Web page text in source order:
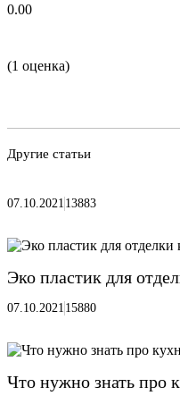
0.00
(1 оценка)
Другие статьи
07.10.2021 13883
Эко пластик для
07.10.2021 15880
Что нужно знать про